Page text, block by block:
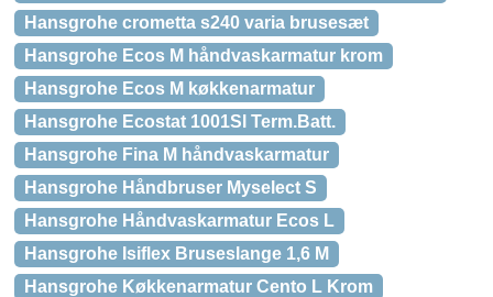
Hansgrohe crometta s240 varia brusesæt
Hansgrohe Ecos M håndvaskarmatur krom
Hansgrohe Ecos M køkkenarmatur
Hansgrohe Ecostat 1001Sl Term.Batt.
Hansgrohe Fina M håndvaskarmatur
Hansgrohe Håndbruser Myselect S
Hansgrohe Håndvaskarmatur Ecos L
Hansgrohe Isiflex Bruseslange 1,6 M
Hansgrohe Køkkenarmatur Cento L Krom